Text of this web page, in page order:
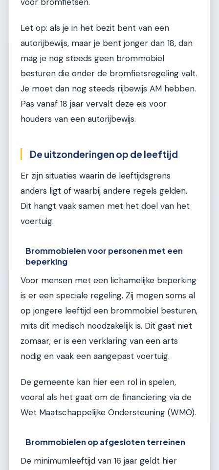
Let op: als je in het bezit bent van een
autorijbewijs, maar je bent jonger dan 18, dan
mag je nog steeds geen brommobiel
besturen die onder de bromfietsregeling valt.
Je moet dan nog steeds rijbewijs AM hebben.
Pas vanaf 18 jaar vervalt deze eis voor
houders van een autorijbewijs.
De uitzonderingen op de leeftijd
Er zijn situaties waarin de leeftijdsgrens
anders ligt of waarbij andere regels gelden.
Dit hangt vaak samen met het doel van het
voertuig.
Brommobielen voor personen met een
beperking
Voor mensen met een lichamelijke beperking
is er een speciale regeling. Zij mogen soms al
op jongere leeftijd een brommobiel besturen,
mits dit medisch noodzakelijk is. Dit gaat niet
zomaar; er is een verklaring van een arts
nodig en vaak een aangepast voertuig.
De gemeente kan hier een rol in spelen,
vooral als het gaat om de financiering via de
Wet Maatschappelijke Ondersteuning (WMO).
Brommobielen op afgesloten terreinen
De minimumleeftijd van 16 jaar geldt hier